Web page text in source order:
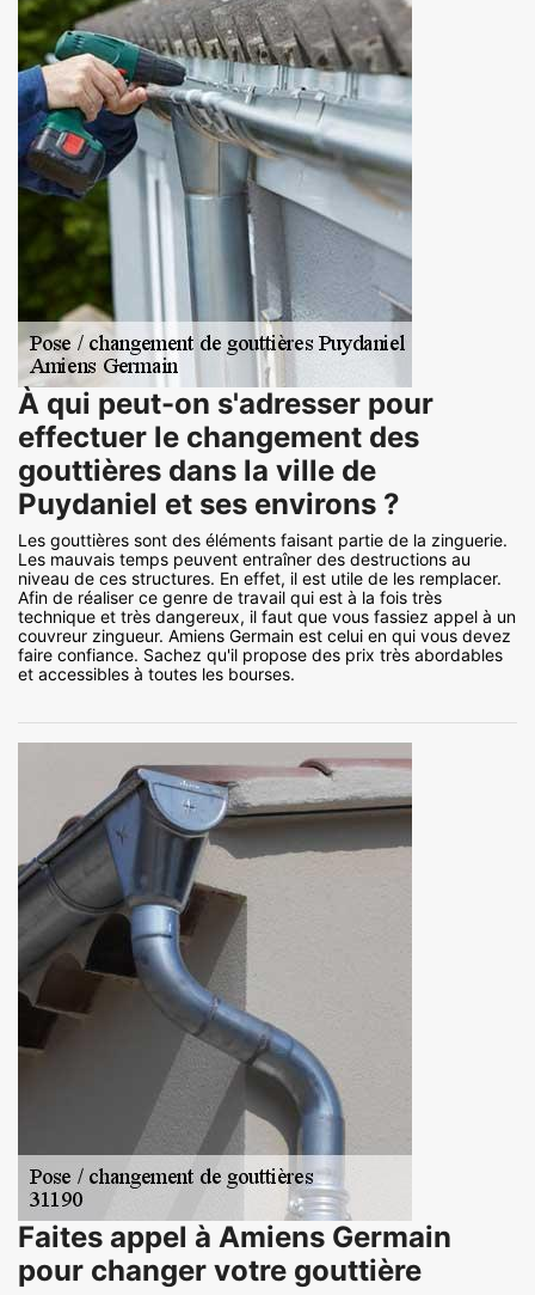
À qui peut-on s'adresser pour
effectuer le changement des
gouttières dans la ville de
Puydaniel et ses environs ?
Les gouttières sont des éléments faisant partie de la zinguerie.
Les mauvais temps peuvent entraîner des destructions au
niveau de ces structures. En effet, il est utile de les remplacer.
Afin de réaliser ce genre de travail qui est à la fois très
technique et très dangereux, il faut que vous fassiez appel à un
couvreur zingueur. Amiens Germain est celui en qui vous devez
faire confiance. Sachez qu'il propose des prix très abordables
et accessibles à toutes les bourses.
Faites appel à Amiens Germain
pour changer votre gouttière